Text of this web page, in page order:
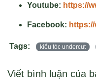
Youtube: https://
Facebook:
Tags: kiểu tóc undercut
Viết bình luận của